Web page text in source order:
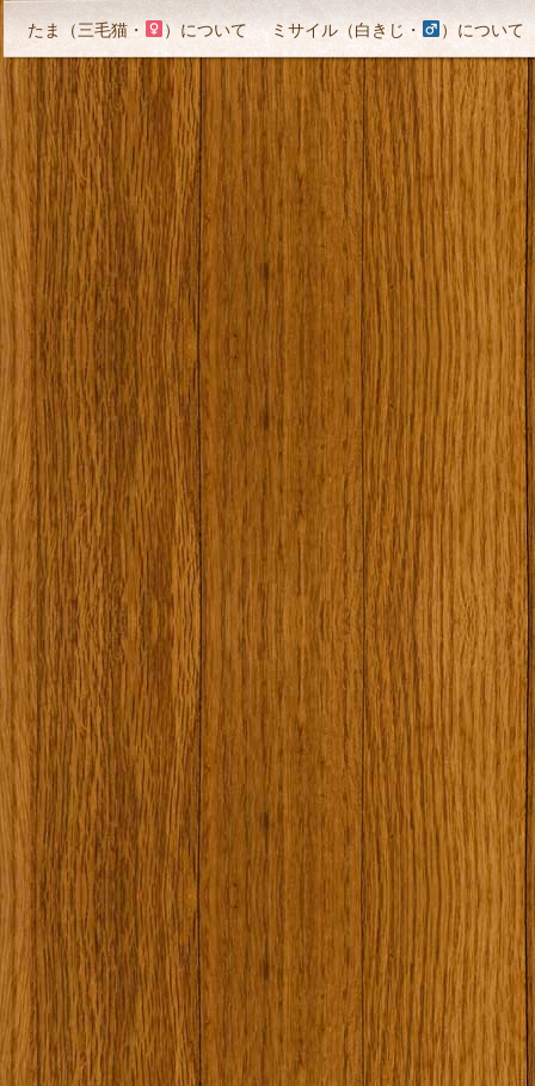
たま（三毛猫・ ）について ミサイル（白きじ・ ）について